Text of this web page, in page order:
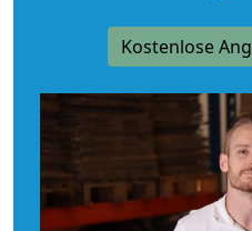
Kostenlose